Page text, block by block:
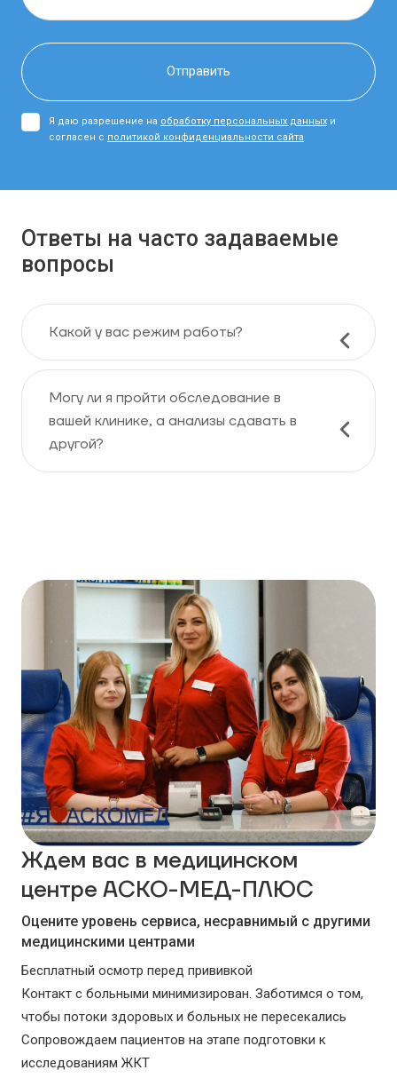
Я даю разрешение на обработку персональных данных и
согласен с политикой конфиденциальности сайта
Ответы на часто задаваемые
вопросы
Какой у вас режим работы?
Могу ли я пройти обследование в
вашей клинике, а анализы сдавать в
другой?
Ждем вас в медицинском
центре АСКО-МЕД-ПЛЮС
Оцените уровень сервиса, несравнимый с другими
медицинскими центрами
Бесплатный осмотр перед прививкой
Контакт с больными минимизирован. Заботимся о том,
чтобы потоки здоровых и больных не пересекались
Сопровождаем пациентов на этапе подготовки к
исследованиям ЖКТ